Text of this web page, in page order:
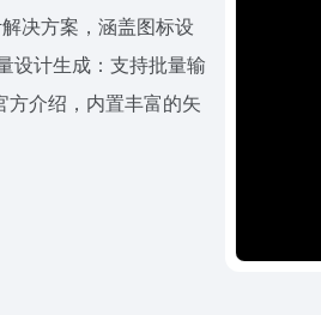
决方案，涵盖图标设
设计生成：支持批量输
方介绍，内置丰富的矢